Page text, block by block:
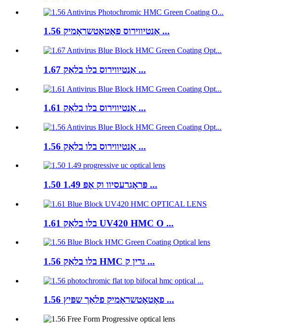
1.56 אַנטיווירוס פאָטאָטשראָמיק ...
1.67 אַנטיווירוס בלו בלאַק ...
1.61 אַנטיווירוס בלו בלאַק ...
1.56 אַנטיווירוס בלו בלאַק ...
1.50 1.49 פּראָגרעסיוו וק אָפּ ...
1.61 בלו בלאַק UV420 HMC O ...
1.56 בלו בלאַק HMC גרין ק ...
1.56 פאָטאָטשראָמיק פלאַך שפּיץ ...